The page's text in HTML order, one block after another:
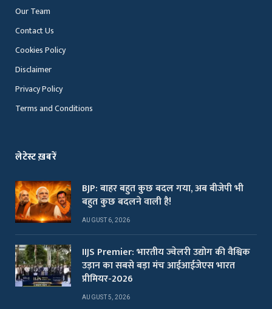
Our Team
Contact Us
Cookies Policy
Disclaimer
Privacy Policy
Terms and Conditions
लेटेस्ट ख़बरें
BJP: बाहर बहुत कुछ बदल गया, अब बीजेपी भी
बहुत कुछ बदलने वाली है!
AUGUST 6, 2026
IIJS Premier: भारतीय ज्वेलरी उद्योग की वैश्विक
उड़ान का सबसे बड़ा मंच आईआईजेएस भारत
प्रीमियर-2026
AUGUST 5, 2026